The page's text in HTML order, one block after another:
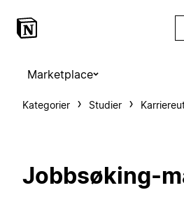
Marketplace
Kategorier Studier
Jobbsøking-